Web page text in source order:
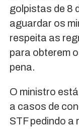
golpistas de 8
aguardar os
respeita as
para obterem
pena.
O ministro
a casos de
STF pedindo a